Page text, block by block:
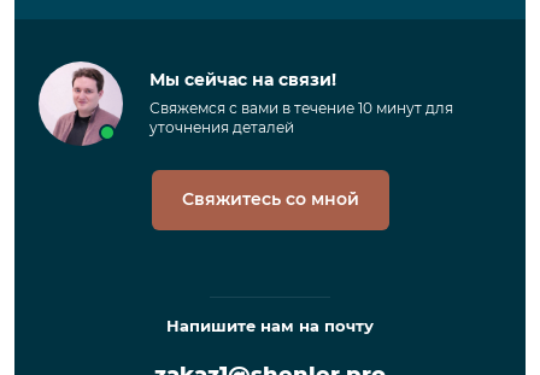
Мы сейчас на связи!
Свяжемся с вами в течение 10 минут для
уточнения деталей
Свяжитесь со мной
Напишите нам на почту